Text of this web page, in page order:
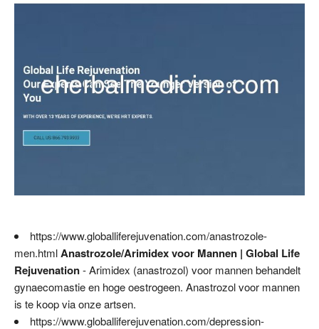
https://www.globalliferejuvenation.com/anastrozole-
men.htmlAnastrozole/Arimidex voor Mannen | Global Life
Rejuvenation- Arimidex (anastrozol) voor mannen behandelt
gynaecomastie en hoge oestrogeen. Anastrozol voor mannen
is te koop via onze artsen.
https://www.globalliferejuvenation.com/depression-